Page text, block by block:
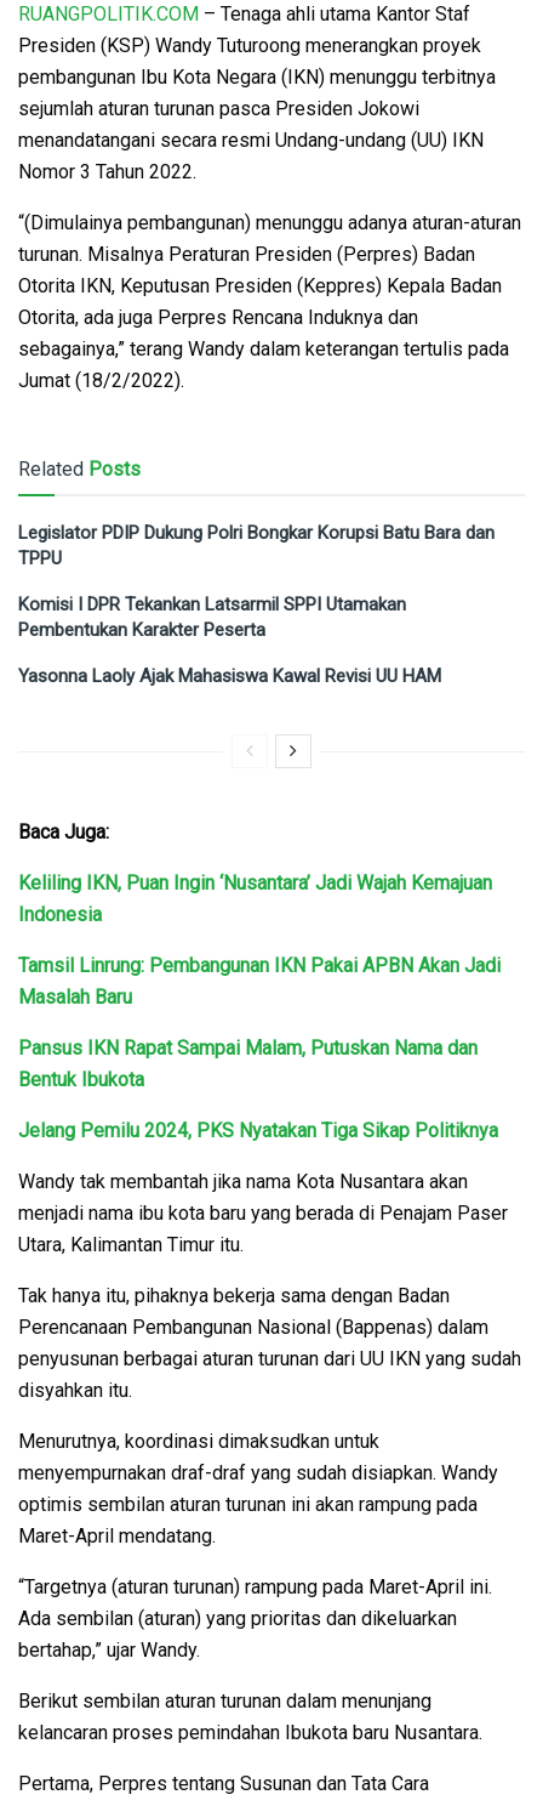
RUANGPOLITIK.COM – Tenaga ahli utama Kantor Staf
Presiden (KSP) Wandy Tuturoong menerangkan proyek
pembangunan Ibu Kota Negara (IKN) menunggu terbitnya
sejumlah aturan turunan pasca Presiden Jokowi
menandatangani secara resmi Undang-undang (UU) IKN
Nomor 3 Tahun 2022.
“(Dimulainya pembangunan) menunggu adanya aturan-aturan
turunan. Misalnya Peraturan Presiden (Perpres) Badan
Otorita IKN, Keputusan Presiden (Keppres) Kepala Badan
Otorita, ada juga Perpres Rencana Induknya dan
sebagainya,” terang Wandy dalam keterangan tertulis pada
Jumat (18/2/2022).
Related Posts
Legislator PDIP Dukung Polri Bongkar Korupsi Batu Bara dan
TPPU
Komisi I DPR Tekankan Latsarmil SPPI Utamakan
Pembentukan Karakter Peserta
Yasonna Laoly Ajak Mahasiswa Kawal Revisi UU HAM
Baca Juga:
Keliling IKN, Puan Ingin ‘Nusantara’ Jadi Wajah Kemajuan
Indonesia
Tamsil Linrung: Pembangunan IKN Pakai APBN Akan Jadi
Masalah Baru
Pansus IKN Rapat Sampai Malam, Putuskan Nama dan
Bentuk Ibukota
Jelang Pemilu 2024, PKS Nyatakan Tiga Sikap Politiknya
Wandy tak membantah jika nama Kota Nusantara akan
menjadi nama ibu kota baru yang berada di Penajam Paser
Utara, Kalimantan Timur itu.
Tak hanya itu, pihaknya bekerja sama dengan Badan
Perencanaan Pembangunan Nasional (Bappenas) dalam
penyusunan berbagai aturan turunan dari UU IKN yang sudah
disyahkan itu.
Menurutnya, koordinasi dimaksudkan untuk
menyempurnakan draf-draf yang sudah disiapkan. Wandy
optimis sembilan aturan turunan ini akan rampung pada
Maret-April mendatang.
“Targetnya (aturan turunan) rampung pada Maret-April ini.
Ada sembilan (aturan) yang prioritas dan dikeluarkan
bertahap,” ujar Wandy.
Berikut sembilan aturan turunan dalam menunjang
kelancaran proses pemindahan Ibukota baru Nusantara.
Pertama, Perpres tentang Susunan dan Tata Cara